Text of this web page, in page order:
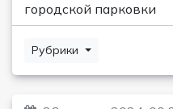
городской парковки
Рубрики